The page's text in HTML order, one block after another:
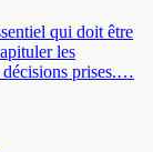
qui doit être
les
décisions prises.…